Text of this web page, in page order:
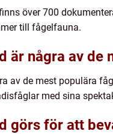
över 700
till fågelfauna.
är några av de
av de mest populära
med sina
görs för att